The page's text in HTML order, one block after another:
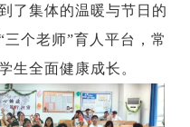
了集体的温暖与节日的
三个老师”育人平台，常
生全面健康成长。